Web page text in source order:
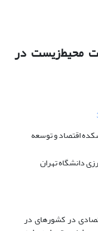
محیط‌زیست در
اقتصاد و توسعه
دانشگاه تهران
در کشورهای در